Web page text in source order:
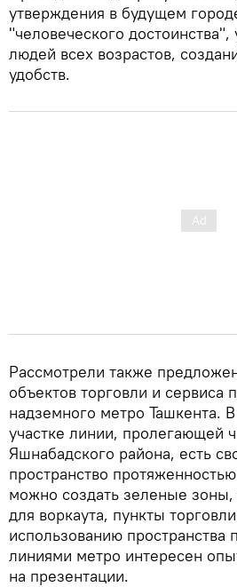
утверждения в будущем
"человеческого достоинства",
людей всех возрастов,
удобств.
Рассмотрели также
объектов торговли и сервиса
надземного метро Ташкента. В
участке линии, пролегающей
Яшнабадского района, есть
пространство
можно создать зеленые
для воркаута, пункты
использованию
линиями метро интересен
на презентации.